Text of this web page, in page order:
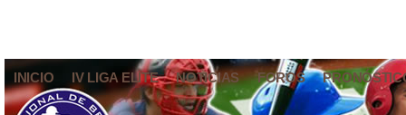
INICIO IV LIGA ELITE NOTICIAS FOROS